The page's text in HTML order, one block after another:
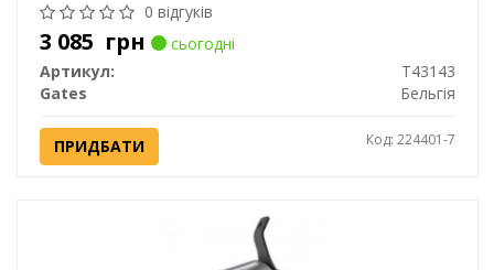
0 відгуків
3 085 грн
сьогодні
Артикул:
T43143
Gates
Бельгія
ПРИДБАТИ Код: 224401-7